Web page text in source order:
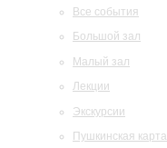
Все события
Большой зал
Малый зал
Лекции
Экскурсии
Пушкинская карта